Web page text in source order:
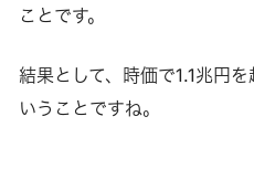
ことです。
結果として、時価で1.1兆円
いうことですね。